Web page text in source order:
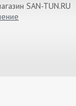
SAN-TUN.RU